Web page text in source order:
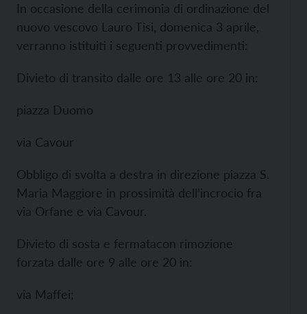
In occasione della cerimonia di ordinazione del
nuovo vescovo Lauro Tisi, domenica 3 aprile,
verranno istituiti i seguenti provvedimenti:
Divieto di transito dalle ore 13 alle ore 20 in:
piazza Duomo
via Cavour
Obbligo di svolta a destra in direzione piazza S.
Maria Maggiore in prossimità dell’incrocio fra
via Orfane e via Cavour.
Divieto di sosta e fermatacon rimozione
forzata dalle ore 9 alle ore 20 in:
via Maffei;